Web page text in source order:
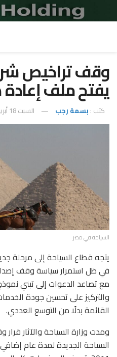
وقف تراخيص
يفتح ملف
كتب : بسمة رجب السبت 18 أبريل 2026
السياحة في مصر
يتجه قطاع السياحة إلى مرحلة
في ظل استمرار سياسة وقف
مع تصاعد الدعوات إلى تبني
والتركيز على تحسين جودة
القائمة بدلًا من التوسع العددي.
ومدت وزارة السياحة والآثار
السياحة الجديدة لمدة عام